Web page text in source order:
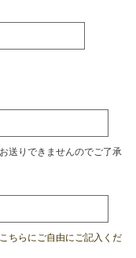
送りできませんのでご了承
ちらにご自由にご記入くだ